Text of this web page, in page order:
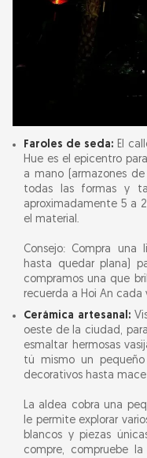
Faroles de seda: El
Hue es el epicentro
a mano (armazones
todas las formas y
aproximadamente 5 a
el material.
Consejo: Compra
hasta quedar plana)
compramos una que
recuerda a Hoi An
Cerámica artesanal:
oeste de la ciudad,
esmaltar hermosas
tú mismo un
decorativos hasta
La aldea cobra una
le permite explorar
blancos y piezas
compre, compruebe